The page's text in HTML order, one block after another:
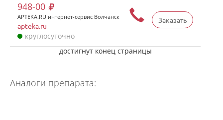
Заказать
948-00
APTEKA.RU интернет-сервис Волчанск
apteka.ru
круглосуточно
достигнут конец страницы
Аналоги препарата: